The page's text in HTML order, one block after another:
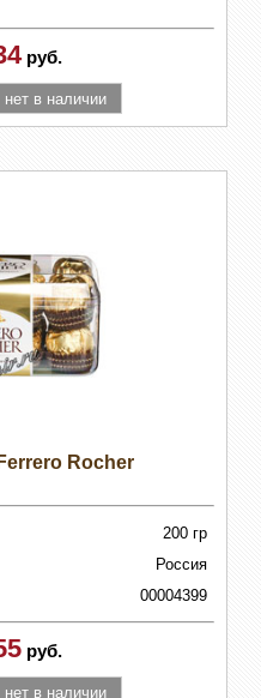
руб.
Rocher
200 гр
Россия
00004399
руб.